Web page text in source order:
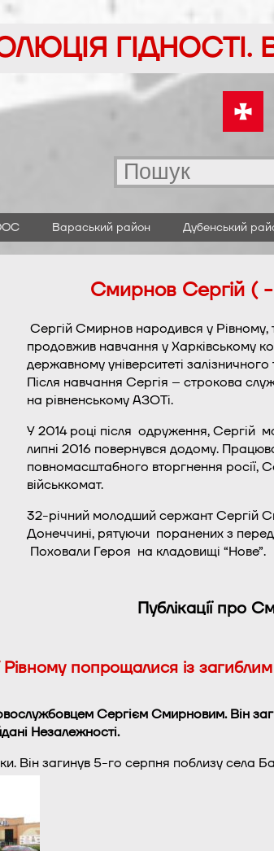
ГІДНОСТІ.
Вараський район Дубенський
Смирнов Сергій (
Сергій Смирнов народився у Рівному,
продовжив навчання у Харківському
державному університеті
Після навчання Сергія – строкова
на рівненському АЗОТі.
У 2014 році після одруження, Сергій
липні 2016 повернувся додому.
повномасштабного вторгнення росії,
військкомат.
32-річний молодший сержант Сергій
Донеччині, рятуючи поранених з
Поховали Героя на кладовищі “Нове”.
Публікації про
Рівному попрощалися із
Сергієм Смирновим. Він
Незалежності.
Він загинув 5-го серпня поблизу села